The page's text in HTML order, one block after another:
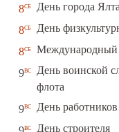
8сб День города
8сб День
8сб Международный
9вс
День воинской
флота
9вс День
вс День строителя